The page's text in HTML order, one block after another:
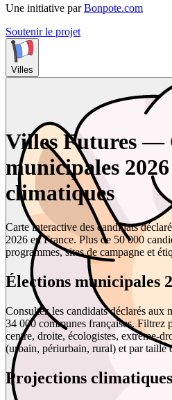
Une initiative par Bonpote.com
Soutenir le projet
Villes
Villes Futures —
municipales
climatiques
Carte interactive des candidats
2026 en France. Plus de 50 000
programmes, sites de campagne et
Élections municipales
Consultez les candidats déclarés aux
34 000 communes françaises. Filtrez
centre, droite, écologistes, extrême-
(urbain, périurbain, rural) et par taille
Projections